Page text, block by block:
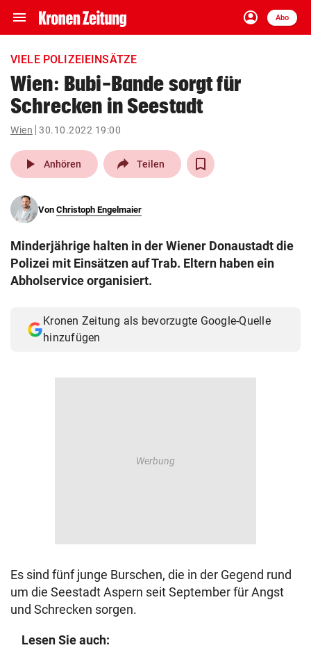
menu Navigation
ein-/ausklappen
account_circle
Anmelden
Abo
close Schließen
account_circle Anmelden
pin_drop
Wien arrow_right
search
eingeben
© Krone Multimedia GmbH & Co KG 2026
Muthgasse 2, 1190 Wien
VIELE POLIZEIEINSÄTZE
Wien: Bubi-Bande sorgt für
Schrecken in Seestadt
Wien 30.10.2022 19:00
play_arrow Anhören Teilen
Von Christoph Engelmaier
Minderjährige halten in der Wiener Donaustadt die
Polizei mit Einsätzen auf Trab. Eltern haben ein
Abholservice organisiert.
Kronen Zeitung als bevorzugte Google-Quelle
hinzufügen
Es sind fünf junge Burschen, die in der Gegend rund
um die Seestadt Aspern seit September für Angst
und Schrecken sorgen.
Lesen Sie auch: